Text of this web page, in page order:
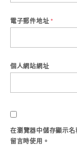
電子郵件地址 *
個人網站網址
在瀏覽器中儲存顯示
留言時使用。